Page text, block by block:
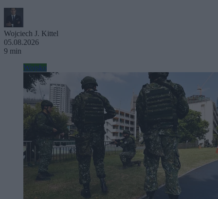
Wojciech J. Kittel
05.08.2026
9 min
Wojsko